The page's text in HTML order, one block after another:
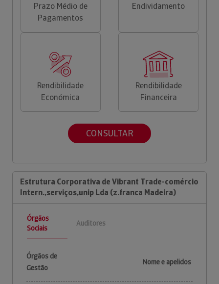
Prazo Médio de
Pagamentos
Endividamento
Rendibilidade
Económica
Rendibilidade
Financeira
CONSULTAR
Estrutura Corporativa de Vibrant Trade-comércio
Intern.,serviços,unip Lda (z.franca Madeira)
Órgãos
Sociais
Auditores
Órgãos de
Gestão
Nome e apelidos